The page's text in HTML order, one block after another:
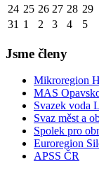
24 25 26 27 28 29
31 1 2 3 4 5
Jsme členy
Mikroregion
MAS
Svazek voda
Svaz měst a
Spolek pro
Euroregion
APSS ČR